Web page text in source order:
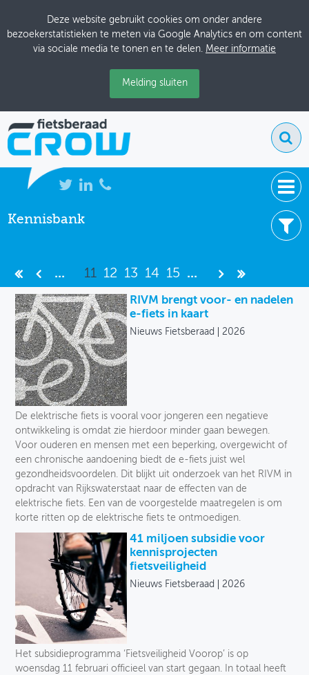
Deze website gebruikt cookies om onder andere
bezoekerstatistieken te meten via Google Analytics en om content
via sociale media te tonen en te delen. Meer informatie
Melding sluiten
NIEUWS
KENNISBANK
ADRESSENBOEK
OVER FIETSBERAAD
THEMASITES
MIJN PROFIEL
GEBRUIKER
Kennisbank
Onze selectie
Uitgever
Taal
Jaar
... 11 12 13 14 15 ...
RIVM brengt voor- en nadelen
e-fiets in kaart
Nieuws Fietsberaad 2026
De elektrische fiets is vooral voor jongeren een negatieve
ontwikkeling is omdat zie hierdoor minder gaan bewegen.
Voor ouderen en mensen met een beperking, overgewicht of
een chronische aandoening biedt de e-fiets juist wel
gezondheidsvoordelen. Dit blijkt uit onderzoek van het RIVM in
opdracht van Rijkswaterstaat naar de effecten van de
elektrische fiets. Een van de voorgestelde maatregelen is om
korte ritten op de elektrische fiets te ontmoedigen.
41 miljoen subsidie voor
kennisprojecten
fietsveiligheid
Nieuws Fietsberaad 2026
Het subsidieprogramma ‘Fietsveiligheid Voorop’ is op
woensdag 11 februari officieel van start gegaan. In totaal heeft